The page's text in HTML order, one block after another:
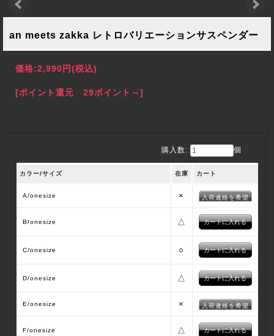
an meets zakka レトロバリエーションサスペンダー
価格:2,990円(税込)
[ポイント還元 29ポイント～]
購入数: 個
カラー/サイズ 在庫 カート
A/onesize × 入荷連絡を希望
B/onesize △
C/onesize ○
D/onesize △
E/onesize × 入荷連絡を希望
F/onesize △